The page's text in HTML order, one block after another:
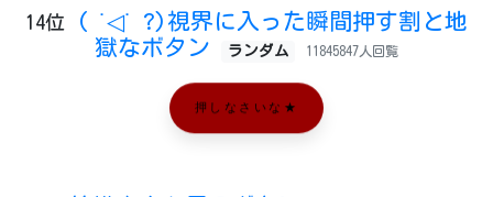
14位
( ˙◁˙ ?)視界に入った瞬間押す割と地
獄なボタン
ランダム 11845847人回覧
押しなさいな★